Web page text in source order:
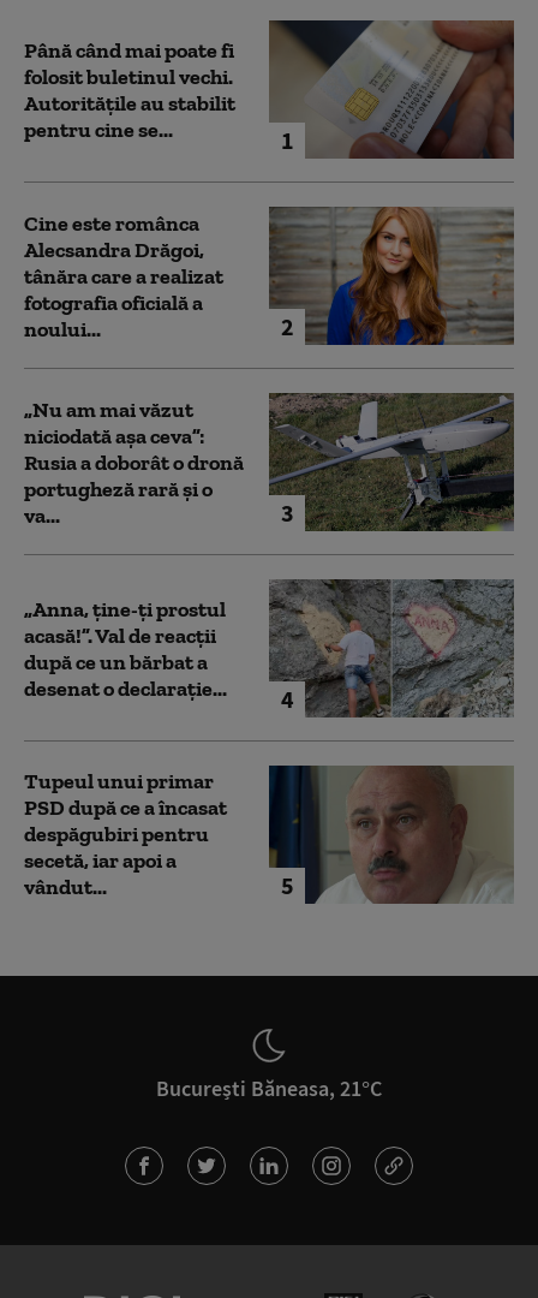
1
Până când mai poate fi
folosit buletinul vechi.
Autoritățile au stabilit
pentru cine se...
2
Cine este românca
Alecsandra Drăgoi,
tânăra care a realizat
fotografia oficială a
noului...
3
„Nu am mai văzut
niciodată așa ceva”:
Rusia a doborât o dronă
portugheză rară și o
va...
4
„Anna, ţine-ţi prostul
acasă!”. Val de reacții
după ce un bărbat a
desenat o declarație...
5
Tupeul unui primar
PSD după ce a încasat
despăgubiri pentru
secetă, iar apoi a
vândut...
București Băneasa, 21°C